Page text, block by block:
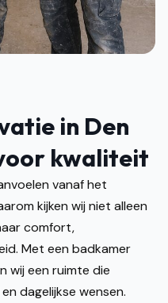
in Den
kwaliteit
vanaf het
kijken wij niet alleen
comfort,
Met een badkamer
wij een ruimte die
dagelijkse wensen.